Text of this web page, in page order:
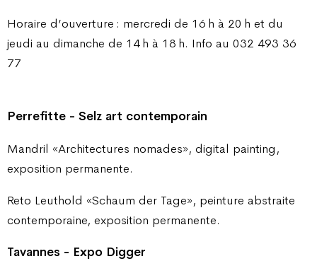
Horaire d’ouverture : mercredi de 16 h à 20 h et du
jeudi au dimanche de 14 h à 18 h. Info au 032 493 36
77
Perrefitte - Selz art contemporain
Mandril «Architectures nomades», digital painting,
exposition permanente.
Reto Leuthold «Schaum der Tage», peinture abstraite
contemporaine, exposition permanente.
Tavannes - Expo Digger